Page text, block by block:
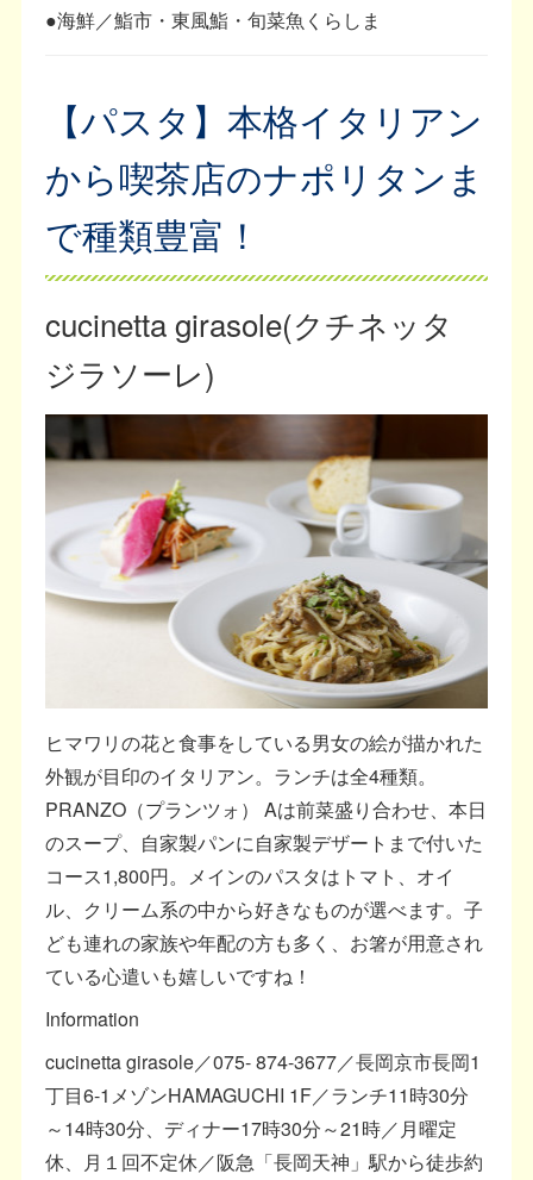
●海鮮／鮨市・東風鮨・旬菜魚くらしま
【パスタ】本格イタリアン
から喫茶店のナポリタンま
で種類豊富！
cucinetta girasole(クチネッタ
ジラソーレ)
ヒマワリの花と食事をしている男女の絵が描かれた
外観が目印のイタリアン。ランチは全4種類。
PRANZO（プランツォ） Aは前菜盛り合わせ、本日
のスープ、自家製パンに自家製デザートまで付いた
コース1,800円。メインのパスタはトマト、オイ
ル、クリーム系の中から好きなものが選べます。子
ども連れの家族や年配の方も多く、お箸が用意され
ている心遣いも嬉しいですね！
Information
cucinetta girasole／075- 874-3677／長岡京市長岡1
丁目6-1メゾンHAMAGUCHI 1F／ランチ11時30分
～14時30分、ディナー17時30分～21時／月曜定
休、月１回不定休／阪急「長岡天神」駅から徒歩約